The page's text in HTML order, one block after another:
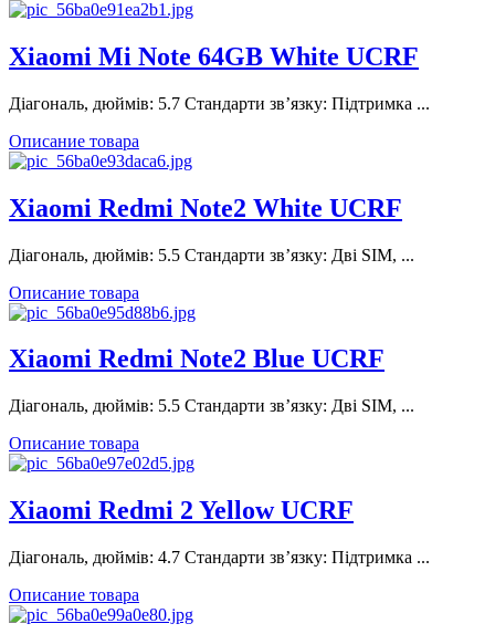
Xiaomi Mi Note 64GB White UCRF
Діагональ, дюймів: 5.7 Стандарти зв’язку: Підтримка ...
Описание товара
Xiaomi Redmi Note2 White UCRF
Діагональ, дюймів: 5.5 Стандарти зв’язку: Дві SIM, ...
Описание товара
Xiaomi Redmi Note2 Blue UCRF
Діагональ, дюймів: 5.5 Стандарти зв’язку: Дві SIM, ...
Описание товара
Xiaomi Redmi 2 Yellow UCRF
Діагональ, дюймів: 4.7 Стандарти зв’язку: Підтримка ...
Описание товара